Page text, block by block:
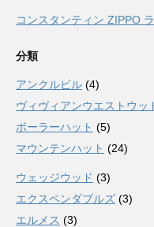
コンスタンティン ZIPPO
分類
アンクルビル (4)
ヴィヴィアンウエストウッ
ボーラーハット (5)
マウンテンハット (24)
ウェッジウッド (3)
エクスペンダブルズ (3)
エルメス (3)